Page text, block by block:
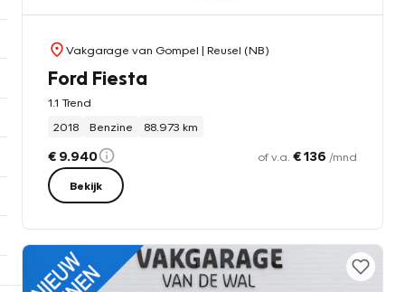
Vakgarage van Gompel | Reusel (NB)
Ford Fiesta
1.1 Trend
2018
Benzine 88.973 km
€ 9.940 of v.a. € 136 /mnd
Bekijk